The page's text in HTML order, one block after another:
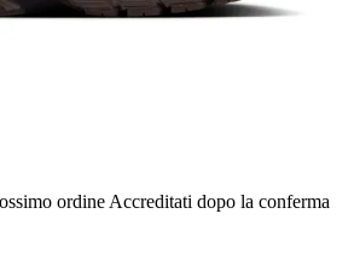
ordine Accreditati dopo la conferma